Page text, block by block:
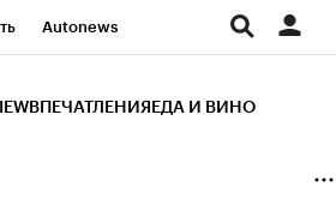
Autonews
ВПЕЧАТЛЕНИЯ ЕДА И ВИНО